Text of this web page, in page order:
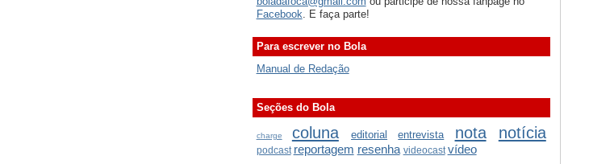
Facebook . E faça parte!
Para escrever no Bola
Manual de Redação
Seções do Bola
charge coluna editorial entrevista nota notícia
podcast reportagem resenha videocast vídeo